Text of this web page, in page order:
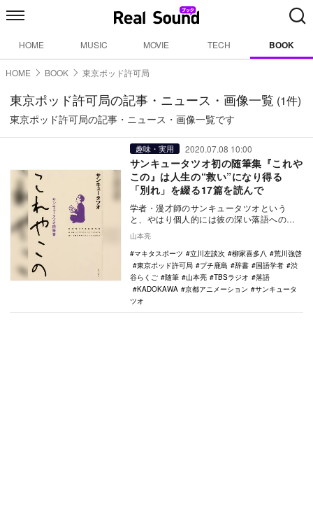
HOME MUSIC MOVIE TECH BOOK
HOME BOOK 東京ポッド許可局
東京ポッド許可局の記事・ニュース・画像一覧 (1件)
東京ポッド許可局の記事・ニュース・画像一覧です
趣味・実用 2020.07.08 10:00
サンキュータツオ初の随筆集『これや
この』は人生の“救い”になり得る
「別れ」を綴る17篇を読んで
学者・漫才師のサンキュータツオという
と、やはり個人的には彼の深い落語への知
識と愛情、人の繋がりで生まれた「渋谷ら
くご」だ。 …
山本亮
マキタスポーツ
立川左談次 柳家喜多八
荒川強啓
東京ポッド許可局
プチ鹿島 辞書 国語学者
渋
谷らくご
随筆 山本亮 TBSラジオ
落語
KADOKAWA
京都アニメーション
サンキュータ
ツオ